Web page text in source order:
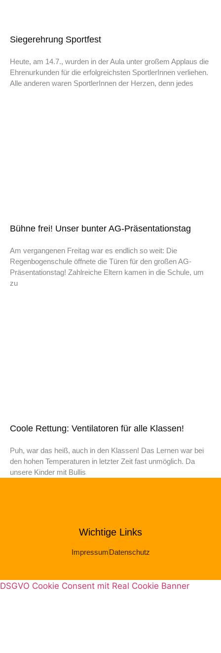
Siegerehrung Sportfest
Heute, am 14.7., wurden in der Aula unter großem Applaus die
Ehrenurkunden für die erfolgreichsten SportlerInnen verliehen.
Alle anderen waren SportlerInnen der Herzen, denn jedes
Bühne frei! Unser bunter AG-Präsentationstag
Am vergangenen Freitag war es endlich so weit: Die
Regenbogenschule öffnete die Türen für den großen AG-
Präsentationstag! Zahlreiche Eltern kamen in die Schule, um
zu
Coole Rettung: Ventilatoren für alle Klassen!
Puh, war das heiß, auch in den Klassen! Das Lernen war bei
den hohen Temperaturen in letzter Zeit fast unmöglich. Da
unsere Kinder mit Bullis
Wichtige Links
ImpressumDatenschutz
DSGVO Cookie Consent mit Real Cookie Banner